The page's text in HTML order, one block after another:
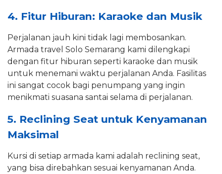
4. Fitur Hiburan: Karaoke dan Musik
Perjalanan jauh kini tidak lagi membosankan.
Armada travel Solo Semarang kami dilengkapi
dengan fitur hiburan seperti karaoke dan musik
untuk menemani waktu perjalanan Anda. Fasilitas
ini sangat cocok bagi penumpang yang ingin
menikmati suasana santai selama di perjalanan.
5. Reclining Seat untuk Kenyamanan
Maksimal
Kursi di setiap armada kami adalah reclining seat,
yang bisa direbahkan sesuai kenyamanan Anda.